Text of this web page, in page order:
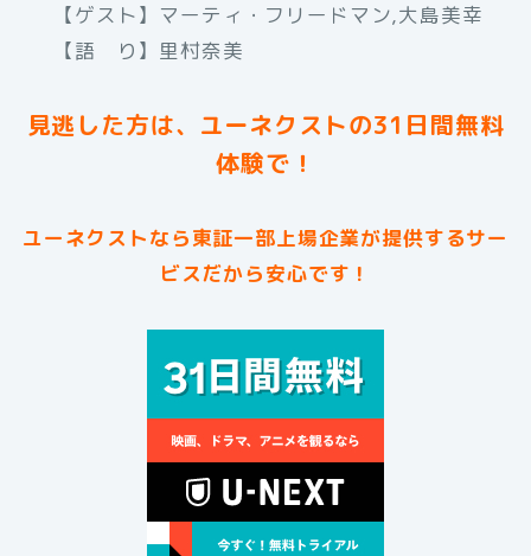
【ゲスト】マーティ・フリードマン,大島美幸
【語 り】里村奈美
見逃した方は、ユーネクストの31日間無料
体験で！
ユーネクストなら東証一部上場企業が提供するサー
ビスだから安心です！